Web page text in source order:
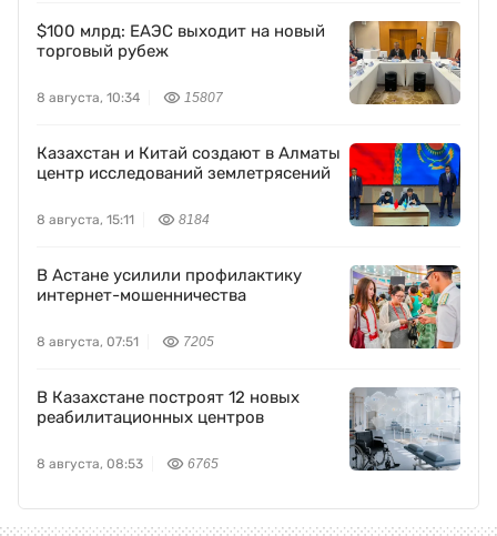
$100 млрд: ЕАЭС выходит на новый
торговый рубеж
8 августа, 10:34 15807
Казахстан и Китай создают в Алматы
центр исследований землетрясений
8 августа, 15:11 8184
В Астане усилили профилактику
интернет-мошенничества
8 августа, 07:51 7205
В Казахстане построят 12 новых
реабилитационных центров
8 августа, 08:53 6765